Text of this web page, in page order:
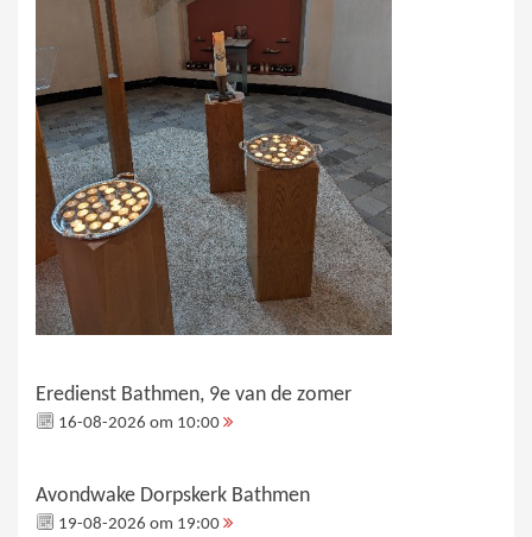
Eredienst Bathmen, 9e van de zomer
16-08-2026 om 10:00
Avondwake Dorpskerk Bathmen
19-08-2026 om 19:00